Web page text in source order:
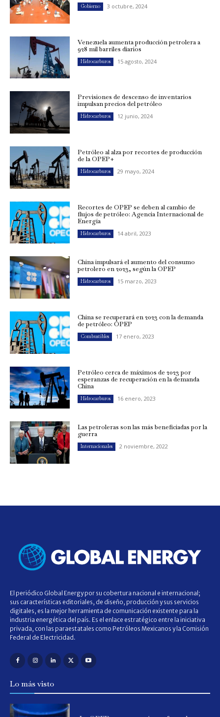
Gobierno 3 octubre, 2024
Venezuela aumenta producción petrolera a
928 mil barriles diarios
Hidrocarburos 15 agosto, 2024
Previsiones de descenso de inventarios
impulsan precios del petróleo
Hidrocarburos 12 junio, 2024
Petróleo al alza por recortes de producción
de la OPEP+
Hidrocarburos 29 mayo, 2024
Recortes de OPEP se deben al cambio de
flujos de petróleo: Agencia Internacional de
Energía
Hidrocarburos 14 abril, 2023
China impulsará el aumento del consumo
petrolero en 2023, según la OPEP
Hidrocarburos 15 marzo, 2023
China se recuperará en 2023 con la demanda
de petróleo: OPEP
Combustibles 17 enero, 2023
Petróleo cerca de máximos de 2023 por
esperanzas de recuperación en la demanda
China
Hidrocarburos 16 enero, 2023
Las petroleras son las más beneficiadas por la
guerra
Internacionales 2 noviembre, 2022
El periódico Global Energy por su cobertura nacional e internacional;
sus características editoriales, de diseño, producción y sus servicios
digitales, es la mejor herramienta de comunicación existente para la
industria energética del país. Es el enlace estratégico entre la iniciativa
privada, con las paraestatales como Petróleos Mexicanos y la Comisión
Federal de Electricidad.
Lo más visto